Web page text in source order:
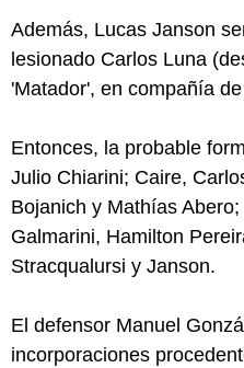
Además, Lucas Janson
lesionado Carlos Luna
'Matador', en compañía
Entonces, la probable
Julio Chiarini; Caire,
Bojanich y Mathías
Galmarini, Hamilton
Stracqualursi y Janson.
El defensor Manuel
incorporaciones